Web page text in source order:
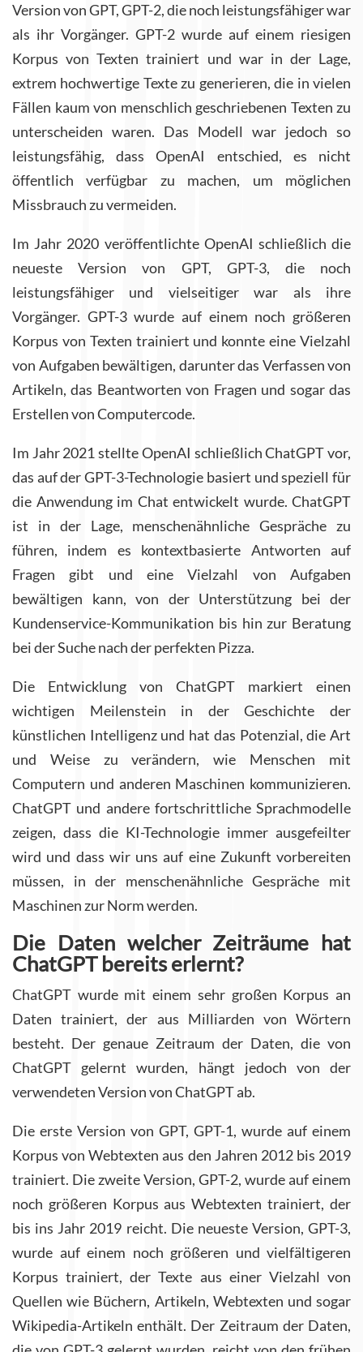
Version von GPT, GPT-2, die noch leistungsfähiger war
als ihr Vorgänger. GPT-2 wurde auf einem riesigen
Korpus von Texten trainiert und war in der Lage,
extrem hochwertige Texte zu generieren, die in vielen
Fällen kaum von menschlich geschriebenen Texten zu
unterscheiden waren. Das Modell war jedoch so
leistungsfähig, dass OpenAI entschied, es nicht
öffentlich verfügbar zu machen, um möglichen
Missbrauch zu vermeiden.
Im Jahr 2020 veröffentlichte OpenAI schließlich die
neueste Version von GPT, GPT-3, die noch
leistungsfähiger und vielseitiger war als ihre
Vorgänger. GPT-3 wurde auf einem noch größeren
Korpus von Texten trainiert und konnte eine Vielzahl
von Aufgaben bewältigen, darunter das Verfassen von
Artikeln, das Beantworten von Fragen und sogar das
Erstellen von Computercode.
Im Jahr 2021 stellte OpenAI schließlich ChatGPT vor,
das auf der GPT-3-Technologie basiert und speziell für
die Anwendung im Chat entwickelt wurde. ChatGPT
ist in der Lage, menschenähnliche Gespräche zu
führen, indem es kontextbasierte Antworten auf
Fragen gibt und eine Vielzahl von Aufgaben
bewältigen kann, von der Unterstützung bei der
Kundenservice-Kommunikation bis hin zur Beratung
bei der Suche nach der perfekten Pizza.
Die Entwicklung von ChatGPT markiert einen
wichtigen Meilenstein in der Geschichte der
künstlichen Intelligenz und hat das Potenzial, die Art
und Weise zu verändern, wie Menschen mit
Computern und anderen Maschinen kommunizieren.
ChatGPT und andere fortschrittliche Sprachmodelle
zeigen, dass die KI-Technologie immer ausgefeilter
wird und dass wir uns auf eine Zukunft vorbereiten
müssen, in der menschenähnliche Gespräche mit
Maschinen zur Norm werden.
Die Daten welcher Zeiträume hat
ChatGPT bereits erlernt?
ChatGPT wurde mit einem sehr großen Korpus an
Daten trainiert, der aus Milliarden von Wörtern
besteht. Der genaue Zeitraum der Daten, die von
ChatGPT gelernt wurden, hängt jedoch von der
verwendeten Version von ChatGPT ab.
Die erste Version von GPT, GPT-1, wurde auf einem
Korpus von Webtexten aus den Jahren 2012 bis 2019
trainiert. Die zweite Version, GPT-2, wurde auf einem
noch größeren Korpus aus Webtexten trainiert, der
bis ins Jahr 2019 reicht. Die neueste Version, GPT-3,
wurde auf einem noch größeren und vielfältigeren
Korpus trainiert, der Texte aus einer Vielzahl von
Quellen wie Büchern, Artikeln, Webtexten und sogar
Wikipedia-Artikeln enthält. Der Zeitraum der Daten,